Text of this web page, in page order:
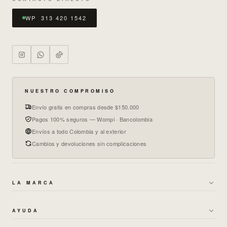
WP 313 420 1542
NUESTRO COMPROMISO
Envío gratis en compras desde $150.000
Pagos 100% seguros — Wompi · Bancolombia
Envíos a todo Colombia y al exterior
Cambios y devoluciones sin complicaciones
LA MARCA
GARANTÍAS Y CAMBIOS →
AYUDA